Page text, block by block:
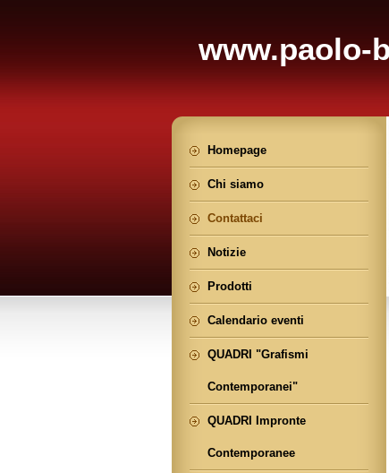
www.paolo-
Homepage
Chi siamo
Contattaci
Notizie
Prodotti
Calendario eventi
QUADRI "Grafismi
Contemporanei"
QUADRI Impronte
Contemporanee